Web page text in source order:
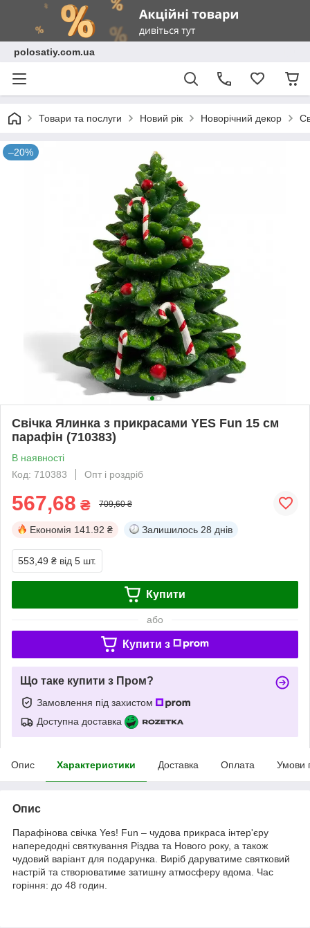
polosatiy.com.ua
Товари та послуги Новий рік Новорічний декор
–20%
Свічка Ялинка з прикрасами YES Fun 15 см
парафін (710383)
В наявності
Код: 710383
Опт і роздріб
567,68 ₴ 709,60 ₴
Економія 141.92 ₴ Залишилось 28 днів
553,49 ₴ від 5 шт.
Купити
або
Купити з
Що таке купити з Пром?
Замовлення під захистом
Доступна доставка
Опис Характеристики Доставка Оплата Умови
Опис
Парафінова свічка Yes! Fun – чудова прикраса інтер'єру
напередодні святкування Різдва та Нового року, а також
чудовий варіант для подарунка. Виріб даруватиме святковий
настрій та створюватиме затишну атмосферу вдома. Час
горіння: до 48 годин.